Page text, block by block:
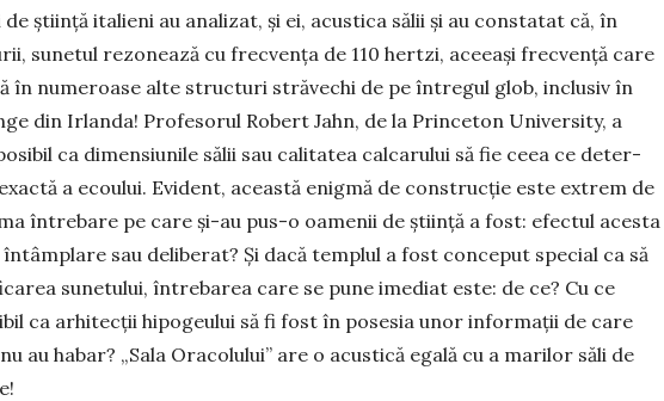
de ştiinţă italieni au ana­lizat, şi ei, acustica sălii şi au con­statat că, în
sunetul rezonează cu frecvenţa de 110 hertzi, aceeaşi frecvenţă care
în numeroase alte structuri stră­vechi de pe întregul glob, inclusiv în
din Irlanda! Profe­sorul Robert Jahn, de la Princeton Uni­­versity, a
ca dimen­siu­nile sălii sau calitatea calcarului să fie ceea ce de­ter­
a ecoului. Evident, aceas­tă enigmă de construcţie este extrem de
întrebare pe care şi-au pus-o oa­menii de ştiinţă a fost: efec­tul acesta
sau deli­be­rat? Şi dacă templul a fost conceput special ca să
sunetului, întrebarea care se pune ime­diat este: de ce? Cu ce
ca arhitecţii hi­pogeului să fi fost în posesia unor informaţii de care
au habar? „Sa­la Ora­colului” are o acustică egală cu a marilor săli de